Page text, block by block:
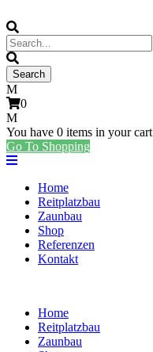
0
You have 0 items in your cart
Go To Shopping
Home
Reitplatzbau
Zaunbau
Shop
Referenzen
Kontakt
Home
Reitplatzbau
Zaunbau